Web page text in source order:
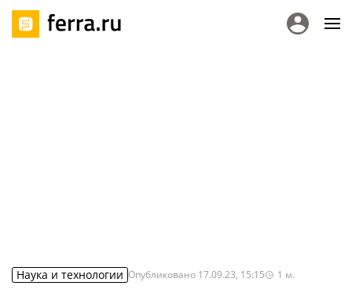
Наука и технологии Опубликовано 17.09.23, 15:15 1 м.